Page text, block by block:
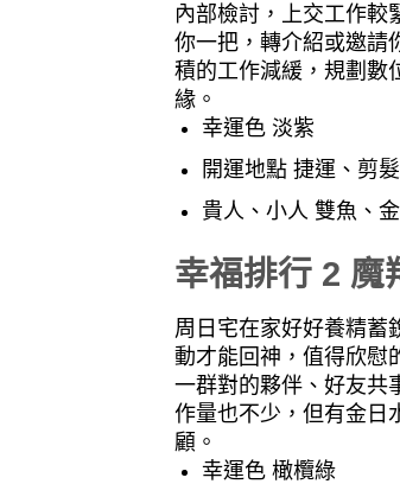
內部檢討，上交工作較
你一把，轉介紹或邀請
積的工作減緩，規劃數
緣。
幸運色 淡紫
開運地點 捷運、剪髮
貴人、小人 雙魚、
幸福排行 2 魔
周日宅在家好好養精蓄
動才能回神，值得欣慰
一群對的夥伴、好友共
作量也不少，但有金日
顧。
幸運色 橄欖綠